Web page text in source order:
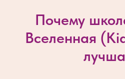
Почему
Вселенная